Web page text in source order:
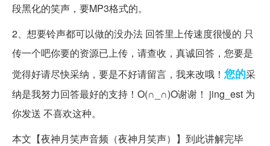
段黑化的笑声，要MP3格式的。
2、想要铃声都可以做的没办法 回答里上传速度很慢的 只
传一个吧你要的资源已上传，请查收，真诚回答，您要是
觉得好请尽快采纳，要是不好请留言，我来改哦！ 您的采
纳是我努力回答最好的支持！O(∩_∩)O谢谢！ jing_est 为
你发送 不喜欢这种。
本文【夜神月笑声音频（夜神月笑声）】到此讲解完毕